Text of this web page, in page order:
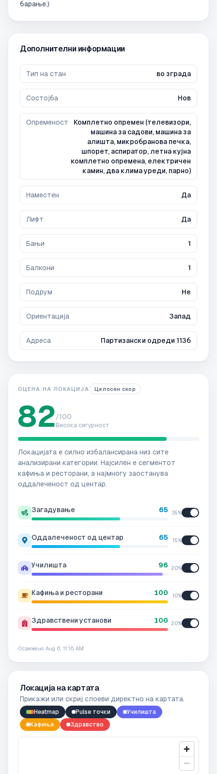
барање.)
Дополнителни информации
Тип на стан во зграда
Состојба Нов
Опременост
Комплетно опремен (телевизори,
машина за садови, машина за
алишта, микробранова печка,
шпорет, аспиратор, летна кујна
комплетно опремена, електричен
камин, два клима уреди, парно)
Наместен Да
Лифт Да
Бањи 1
Балкони 1
Подрум Не
Ориентација Запад
Адреса Партизански одреди 113б
ОЦЕНА НА ЛОКАЦИЈА Целосен скор
82/100
Висока сигурност
Локацијата е силно избалансирана низ сите
анализирани категории. Најсилен е сегментот
кафиња и ресторани, а најмногу заостанува
оддалеченост од центар.
Загадување 65 35%
Оддалеченост од центар 65 15%
Училишта 96 20%
Кафиња и ресторани 100 10%
Здравствени установи 100 20%
Освежено Aug 6, 11:16 AM
Локација на картата
Прикажи или скриј слоеви директно на картата.
Heatmap Pulse точки
Училишта
Кафиња
Здравство